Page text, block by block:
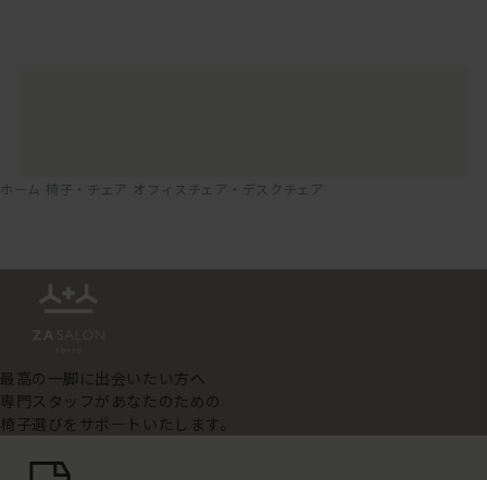
ホーム 椅子・チェア オフィスチェア・デスクチェア
最高の一脚に出会いたい方へ
専門スタッフがあなたのための
椅子選びをサポートいたします。